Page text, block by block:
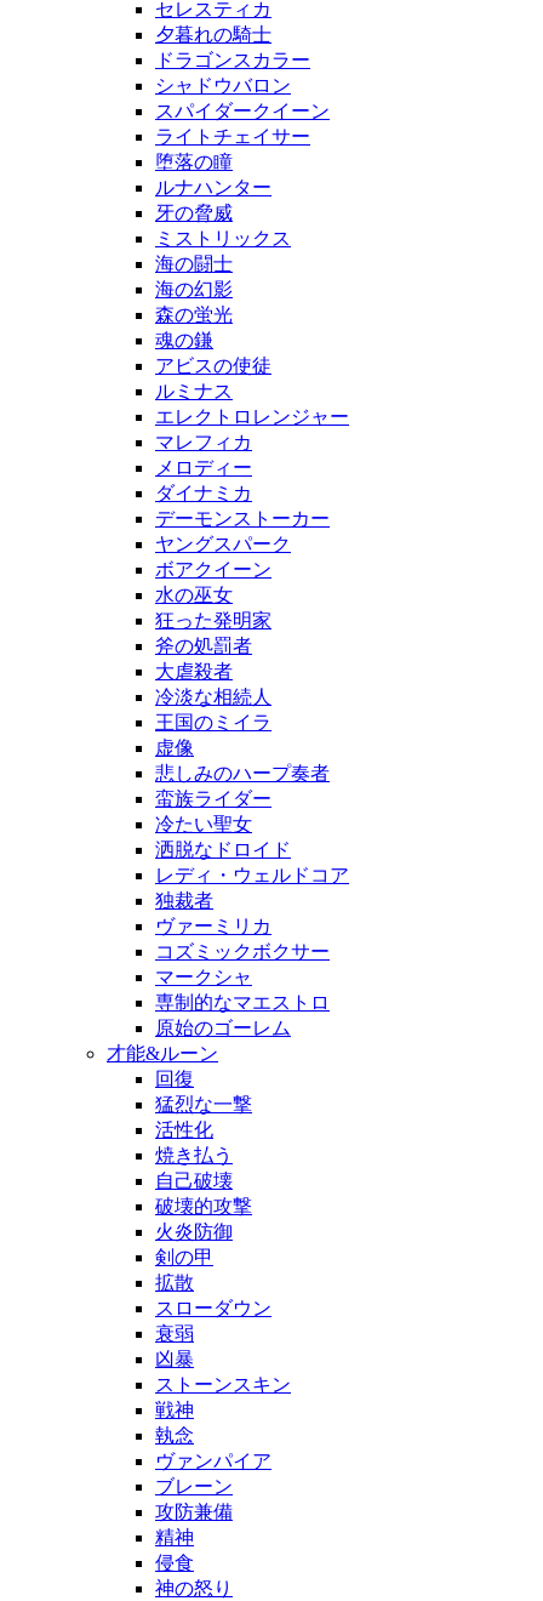
セレスティカ
夕暮れの騎士
ドラゴンスカラー
シャドウバロン
スパイダークイーン
ライトチェイサー
堕落の瞳
ルナハンター
牙の脅威
ミストリックス
海の闘士
海の幻影
森の蛍光
魂の鎌
アビスの使徒
ルミナス
エレクトロレンジャー
マレフィカ
メロディー
ダイナミカ
デーモンストーカー
ヤングスパーク
ボアクイーン
水の巫女
狂った発明家
斧の処罰者
大虐殺者
冷淡な相続人
王国のミイラ
虚像
悲しみのハープ奏者
蛮族ライダー
冷たい聖女
洒脱なドロイド
レディ・ウェルドコア
独裁者
ヴァーミリカ
コズミックボクサー
マークシャ
専制的なマエストロ
原始のゴーレム
才能&ルーン
回復
猛烈な一撃
活性化
焼き払う
自己破壊
破壊的攻撃
火炎防御
剣の甲
拡散
スローダウン
衰弱
凶暴
ストーンスキン
戦神
執念
ヴァンパイア
ブレーン
攻防兼備
精神
侵食
神の怒り